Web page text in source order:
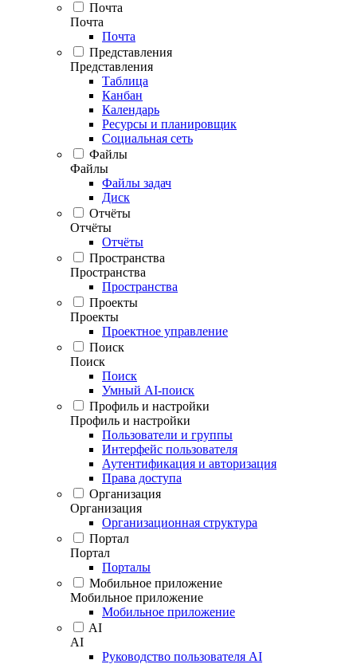
Почта
Почта
Почта
Представления
Представления
Таблица
Канбан
Календарь
Ресурсы и планировщик
Социальная сеть
Файлы
Файлы
Файлы задач
Диск
Отчёты
Отчёты
Отчёты
Пространства
Пространства
Пространства
Проекты
Проекты
Проектное управление
Поиск
Поиск
Поиск
Умный AI-поиск
Профиль и настройки
Профиль и настройки
Пользователи и группы
Интерфейс пользователя
Аутентификация и авторизация
Права доступа
Организация
Организация
Организационная структура
Портал
Портал
Порталы
Мобильное приложение
Мобильное приложение
Мобильное приложение
AI
AI
Руководство пользователя AI